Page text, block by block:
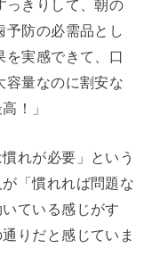
っきりして、朝の
予防の必需品とし
を実感できて、口
容量なのに割安な
！」
れが必要」という
「慣れれば問題な
ている感じがす
りだと感じていま